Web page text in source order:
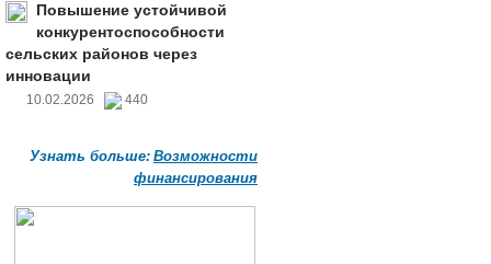
Повышение устойчивой
конкурентоспособности
сельских районов через
инновации
10.02.2026 440
Узнать больше: Возможности
финансирования